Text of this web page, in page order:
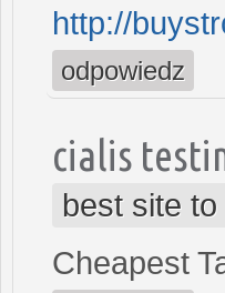
http://
odpowiedz
cialis
best site
Cheapest